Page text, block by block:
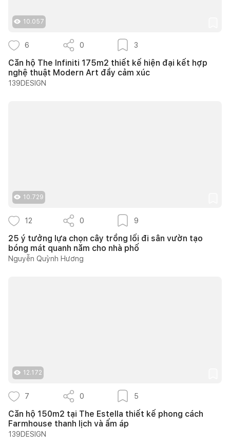
10.057
6 0 3
Căn hộ The Infiniti 175m2 thiết kế hiện đại kết hợp
nghệ thuật Modern Art đầy cảm xúc
139DESIGN
10.729
12 0 9
25 ý tưởng lựa chọn cây trồng lối đi sân vườn tạo
bóng mát quanh năm cho nhà phố
Nguyễn Quỳnh Hương
12.172
7 0 5
Căn hộ 150m2 tại The Estella thiết kế phong cách
Farmhouse thanh lịch và ấm áp
139DESIGN